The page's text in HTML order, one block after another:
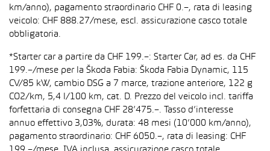
km/anno), pagamento straordinario CHF 0.–, rata di leasing
veicolo: CHF 888.27/mese, escl. assicurazione casco totale
obbligatoria.
*Starter car a partire da CHF 199.–: Starter Car, ad es. da CHF
199.–/mese per la Škoda Fabia: Škoda Fabia Dynamic, 115
CV/85 kW, cambio DSG a 7 marce, trazione anteriore, 122 g
CO2/km, 5,4 l/100 km, cat. D. Prezzo del veicolo incl. tariffa
forfettaria di consegna CHF 28’475.–. Tasso d’interesse
annuo effettivo 3,03%, durata: 48 mesi (10’000 km/anno),
pagamento straordinario: CHF 6050.–, rata di leasing: CHF